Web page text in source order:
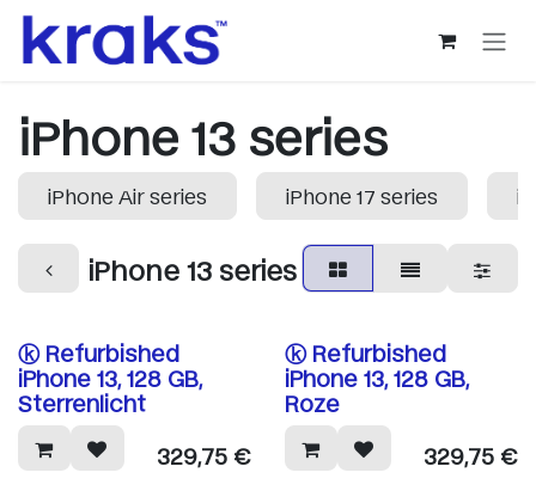
Overslaan naar inhoud
iPhone 13 series
iPhone Air series iPhone 17 series
iPhone 13 series
ⓚ Refurbished
iPhone 13, 128 GB,
Sterrenlicht
329,75€
ⓚ Refurbished
iPhone 13, 128 GB,
Roze
329,75€